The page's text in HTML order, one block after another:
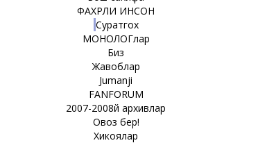
ФАХРЛИ ИНСОН
Суратгох
МОНОЛОГлар
Биз
Жавоблар
Jumanji
FANFORUM
2007-2008й архивлар
Овоз бер!
Хикоялар